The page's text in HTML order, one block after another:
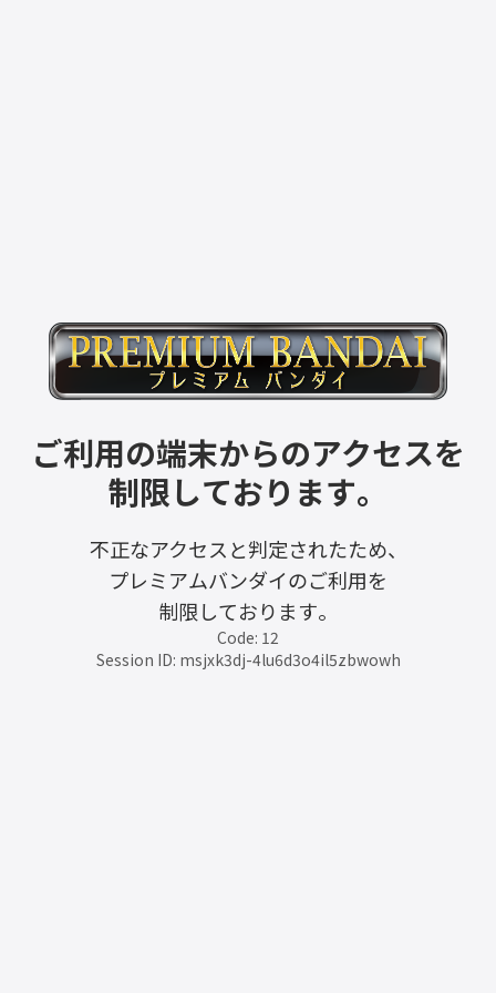
ご利用の端末からのアクセスを
制限しております。
不正なアクセスと判定されたため、
プレミアムバンダイのご利用を
制限しております。
Code: 12
Session ID: msjxk3dj-4lu6d3o4il5zbwowh